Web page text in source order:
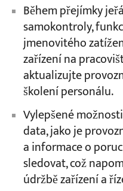
Během přejímky
samokontroly,
jmenovitého
zařízení na
aktualizujte
školení personálu.
Vylepšené
data, jako je
a informace o
sledovat, což
údržbě zařízení a